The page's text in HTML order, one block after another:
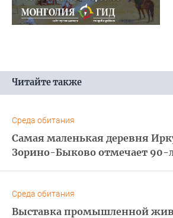
Читайте также
Среда обитания
Самая маленькая деревня
Зорино-Быково отмечает 90-
Среда обитания
Выставка промышленной